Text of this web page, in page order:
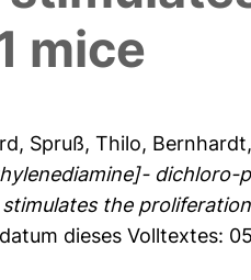
mice
, Spruß, Thilo,
dichloro-
the
dieses Volltextes: